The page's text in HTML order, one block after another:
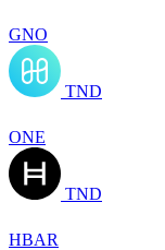
GNO
TND
ONE
TND
HBAR